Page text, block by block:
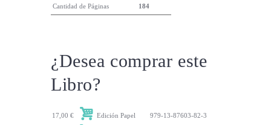
Cantidad de Páginas 184
¿Desea comprar este
Libro?
17,00 € Edición Papel 979-13-87603-82-3